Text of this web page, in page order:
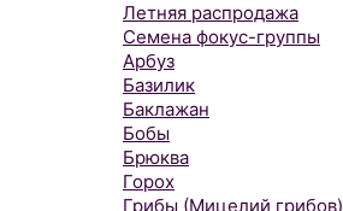
Летняя распродажа
Семена фокус-группы
Арбуз
Базилик
Баклажан
Бобы
Брюква
Горох
Грибы (Мицелий грибов)